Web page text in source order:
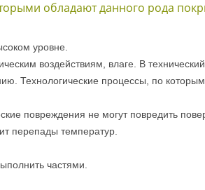
обладают данного рода
уровне.
воздействиям, влаге. В
Технологические процессы, по
повреждения не могут повредить
перепады температур.
частями.